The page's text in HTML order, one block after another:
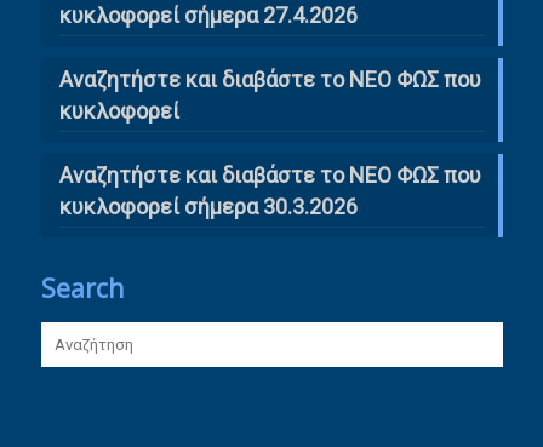
κυκλοφορεί σήμερα 27.4.2026
Αναζητήστε και διαβάστε το ΝΕΟ ΦΩΣ που
κυκλοφορεί
Αναζητήστε και διαβάστε το ΝΕΟ ΦΩΣ που
κυκλοφορεί σήμερα 30.3.2026
Search